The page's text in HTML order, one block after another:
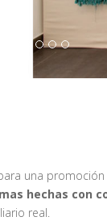
una
hechas con
real.